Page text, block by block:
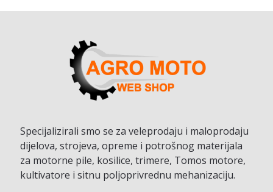
Specijalizirali smo se za veleprodaju i maloprodaju
dijelova, strojeva, opreme i potrošnog materijala
za motorne pile, kosilice, trimere, Tomos motore,
kultivatore i sitnu poljoprivrednu mehanizaciju.